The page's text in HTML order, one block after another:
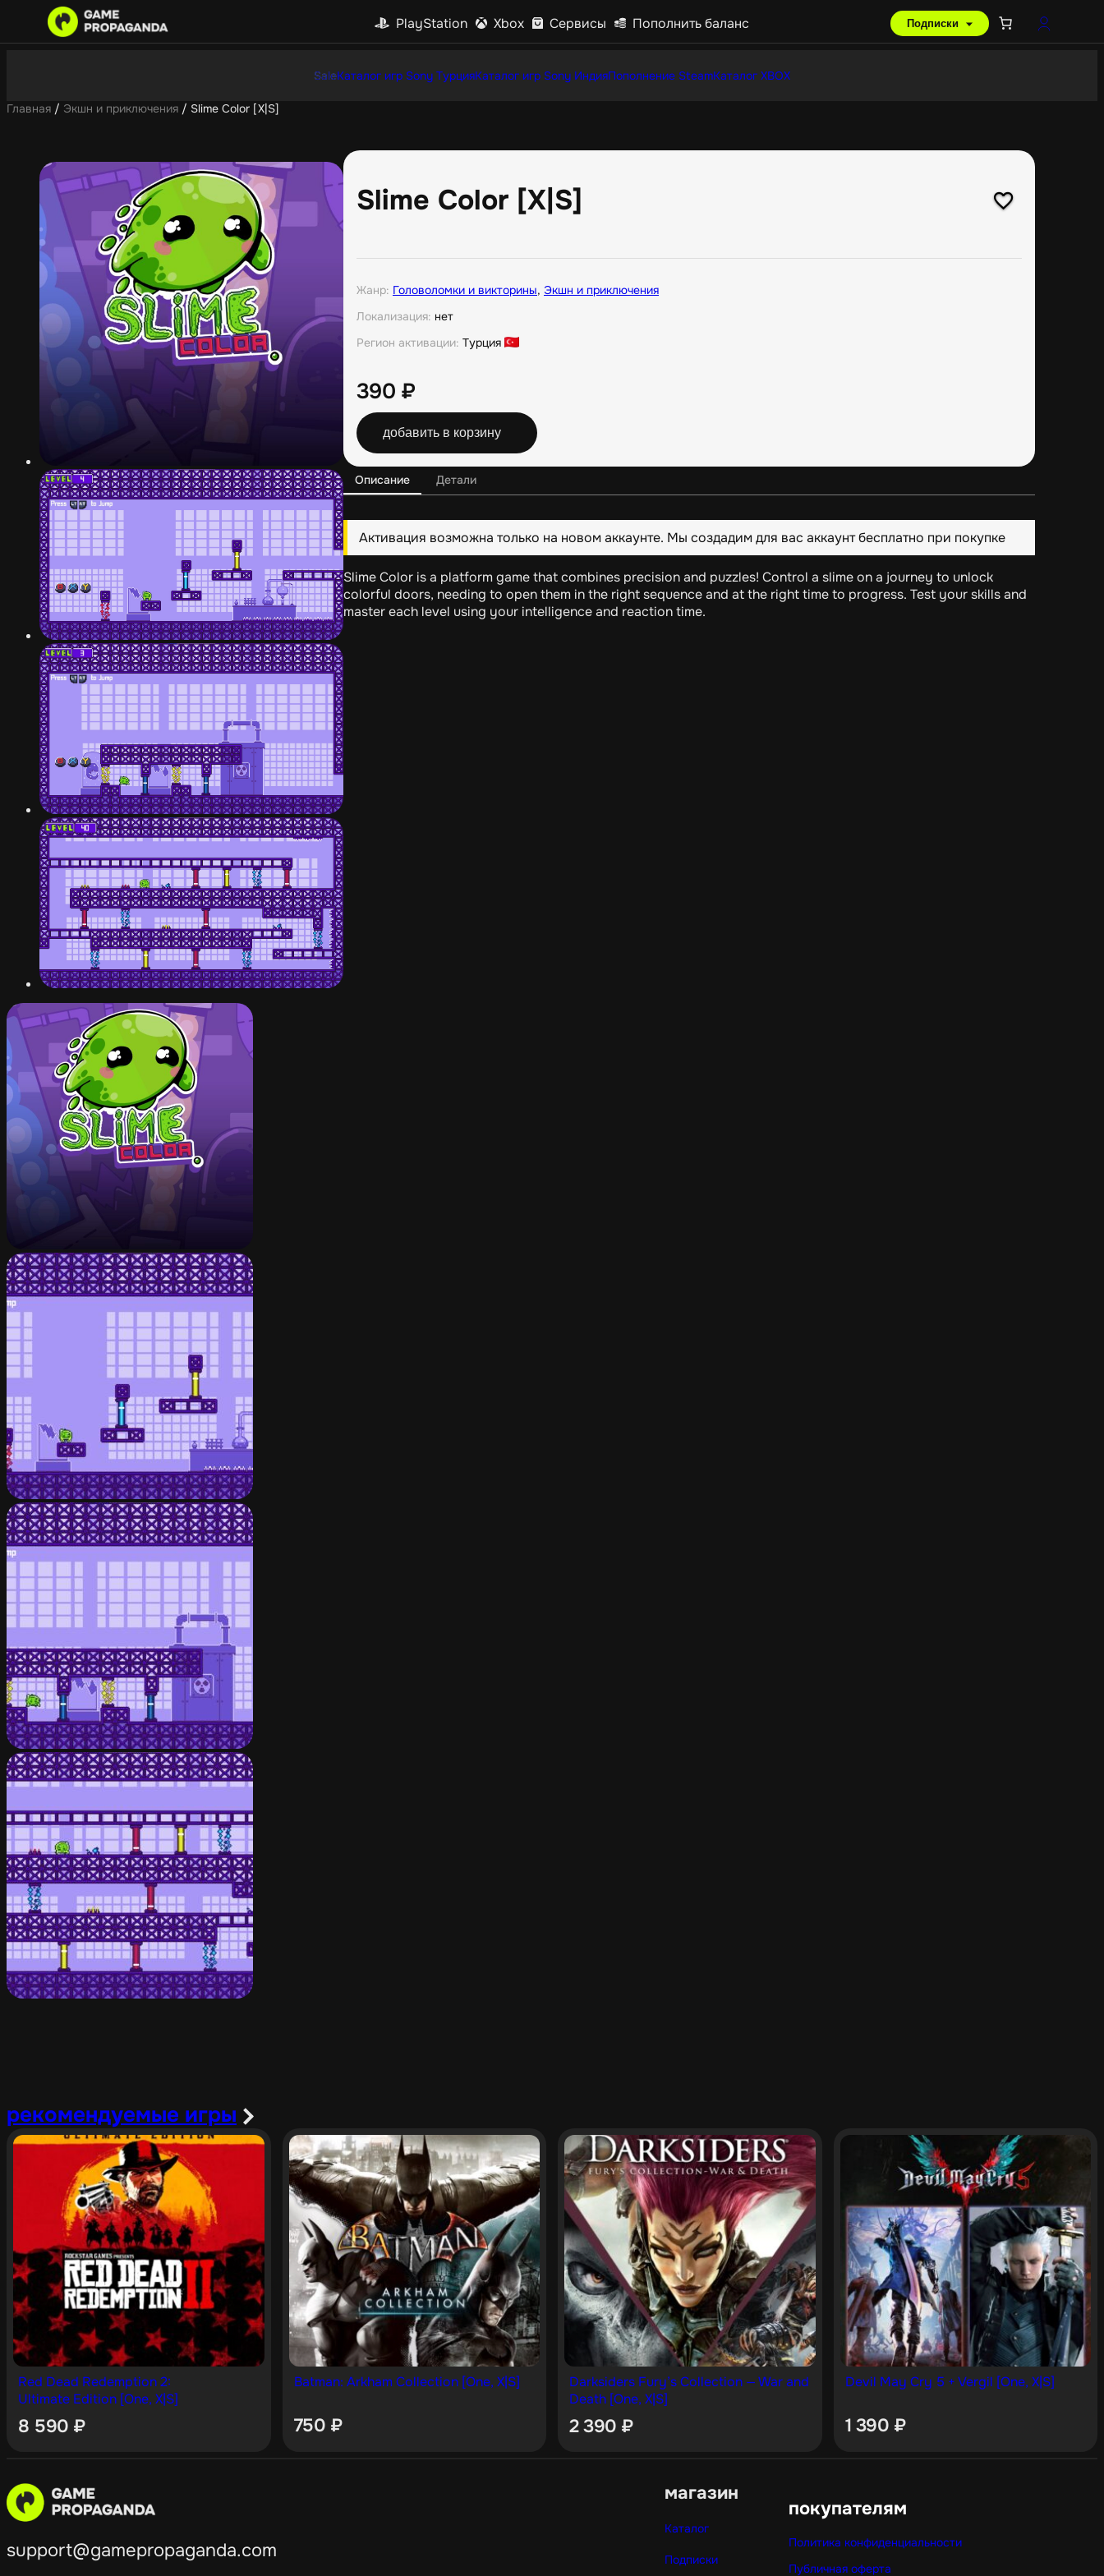
PlayStation Xbox Сервисы Пополнить баланс Подписки
SaleКаталог игр Sony ТурцияКаталог игр Sony ИндияПополнение SteamКаталог XBOX
Главная / Экшн и приключения / Slime Color [X|S]
Slime Color [X|S]
Жанр: Головоломки и викторины, Экшн и приключения
Локализация: нет
Регион активации: Турция
390 ₽
добавить в корзину
Описание Детали
Активация возможна только на новом аккаунте. Мы создадим для вас аккаунт бесплатно при покупке
Slime Color is a platform game that combines precision and puzzles! Control a slime on a journey to unlock
colorful doors, needing to open them in the right sequence and at the right time to progress. Test your skills and
master each level using your intelligence and reaction time.
рекомендуемые игры
Red Dead Redemption 2:
Ultimate Edition [One, X|S]
8 590 ₽
Batman: Arkham Collection [One, X|S]
750 ₽
Darksiders Fury’s Collection — War and
Death [One, X|S]
2 390 ₽
Devil May Cry 5 + Vergil [One, X|S]
1 390 ₽
support@gamepropaganda.com
магазин
Каталог
Подписки
покупателям
Политика конфиденциальности
Публичная оферта